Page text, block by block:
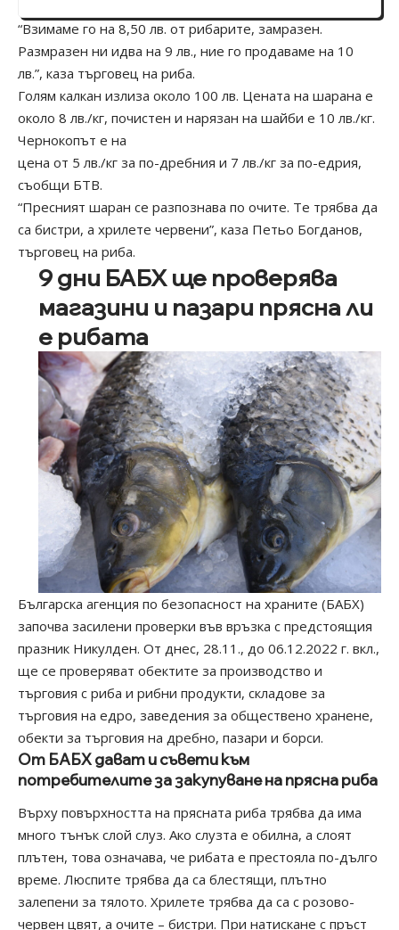
“Взимаме го на 8,50 лв. от рибарите, замразен.
Размразен ни идва на 9 лв., ние го продаваме на 10
лв.”, каза търговец на риба.
Голям калкан излиза около 100 лв. Цената на шарана е
около 8 лв./кг, почистен и нарязан на шайби е 10 лв./кг.
Чернокопът е на
цена от 5 лв./кг за по-дребния и 7 лв./кг за по-едрия,
съобщи БТВ.
“Пресният шаран се разпознава по очите. Те трябва да
са бистри, а хрилете червени”, каза Петьо Богданов,
търговец на риба.
9 дни БАБХ ще проверява
магазини и пазари прясна ли
е рибата
Българска агенция по безопасност на храните (БАБХ)
започва засилени проверки във връзка с предстоящия
празник Никулден. От днес, 28.11., до 06.12.2022 г. вкл.,
ще се проверяват обектите за производство и
търговия с риба и рибни продукти, складове за
търговия на едро, заведения за обществено хранене,
обекти за търговия на дребно, пазари и борси.
От БАБХ дават и съвети към
потребителите за закупуване на прясна риба
Върху повърхността на прясната риба трябва да има
много тънък слой слуз. Ако слузта е обилна, а слоят
плътен, това означава, че рибата е престояла по-дълго
време. Люспите трябва да са блестящи, плътно
залепени за тялото. Хрилете трябва да са с розово-
червен цвят, а очите – бистри. При натискане с пръст